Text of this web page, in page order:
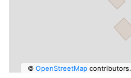
© OpenStreetMapcontributors.